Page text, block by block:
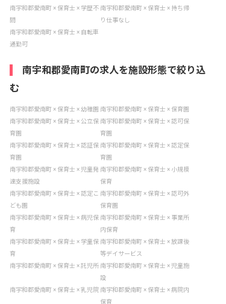
南宇和郡愛南町 × 保育士 × 学歴不
問
南宇和郡愛南町 × 保育士 × 持ち帰
り仕事なし
南宇和郡愛南町 × 保育士 × 自転車
通勤可
南宇和郡愛南町の求人を施設形態で絞り込
む
南宇和郡愛南町 × 保育士 × 幼稚園 南宇和郡愛南町 × 保育士 × 保育園
南宇和郡愛南町 × 保育士 × 公立保
育園
南宇和郡愛南町 × 保育士 × 認可保
育園
南宇和郡愛南町 × 保育士 × 認証保
育園
南宇和郡愛南町 × 保育士 × 認定保
育園
南宇和郡愛南町 × 保育士 × 児童発
達支援施設
南宇和郡愛南町 × 保育士 × 小規模
保育
南宇和郡愛南町 × 保育士 × 認定こ
ども園
南宇和郡愛南町 × 保育士 × 認可外
保育園
南宇和郡愛南町 × 保育士 × 病児保
育
南宇和郡愛南町 × 保育士 × 事業所
内保育
南宇和郡愛南町 × 保育士 × 学童保
育
南宇和郡愛南町 × 保育士 × 放課後
等デイサービス
南宇和郡愛南町 × 保育士 × 託児所 南宇和郡愛南町 × 保育士 × 児童施
設
南宇和郡愛南町 × 保育士 × 乳児院 南宇和郡愛南町 × 保育士 × 病院内
保育